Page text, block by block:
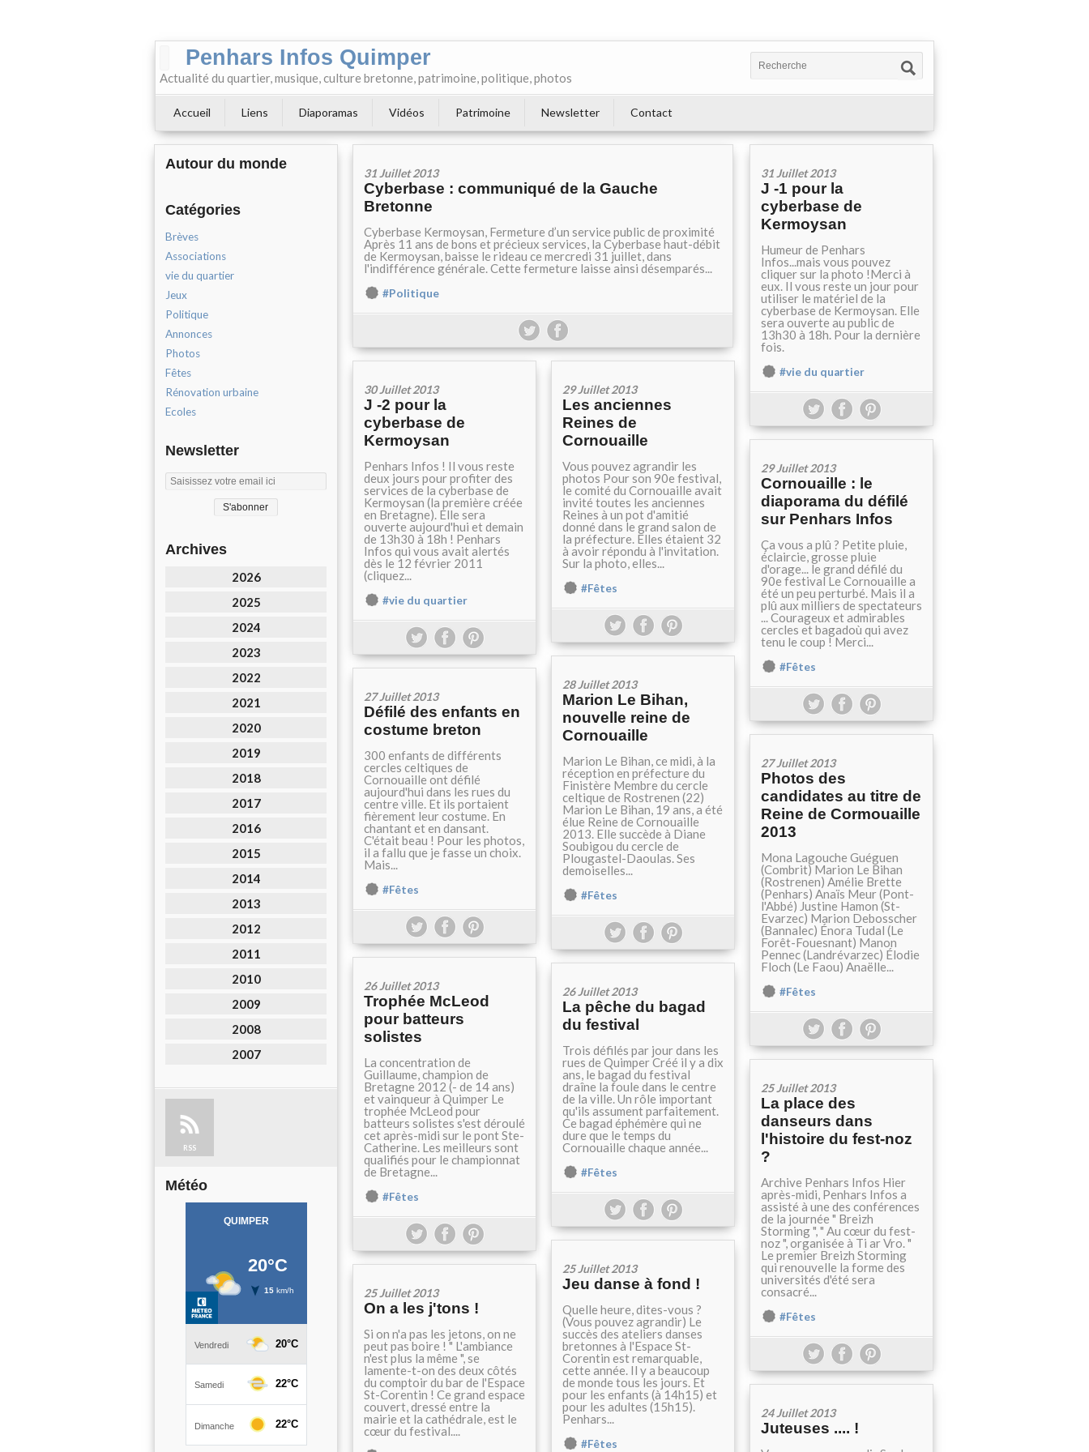
Penhars Infos Quimper
Actualité du quartier, musique, culture bretonne, patrimoine, politique, photos
Accueil Liens Diaporamas Vidéos Patrimoine Newsletter Contact
Autour du monde
Catégories
Brèves
Associations
vie du quartier
Jeux
Politique
Annonces
Photos
Fêtes
Rénovation urbaine
Ecoles
Newsletter
Archives
2026
2025
2024
2023
2022
2021
2020
2019
2018
2017
2016
2015
2014
2013
2012
2011
2010
2009
2008
2007
RSS
Météo
31 Juillet 2013
Cyberbase : communiqué de la Gauche
Bretonne
Cyberbase Kermoysan, Fermeture d’un service public de proximité
Après 11 ans de bons et précieux services, la Cyberbase haut-débit
de Kermoysan, baisse le rideau ce mercredi 31 juillet, dans
l'indifférence générale. Cette fermeture laisse ainsi désemparés...
#Politique
31 Juillet 2013
J -1 pour la
cyberbase de
Kermoysan
Humeur de Penhars
Infos...mais vous pouvez
cliquer sur la photo !Merci à
eux. Il vous reste un jour pour
utiliser le matériel de la
cyberbase de Kermoysan. Elle
sera ouverte au public de
13h30 à 18h. Pour la dernière
fois.
#vie du quartier
30 Juillet 2013
J -2 pour la
cyberbase de
Kermoysan
Penhars Infos ! Il vous reste
deux jours pour profiter des
services de la cyberbase de
Kermoysan (la première créée
en Bretagne). Elle sera
ouverte aujourd'hui et demain
de 13h30 à 18h ! Penhars
Infos qui vous avait alertés
dès le 12 février 2011
(cliquez...
#vie du quartier
29 Juillet 2013
Les anciennes
Reines de
Cornouaille
Vous pouvez agrandir les
photos Pour son 90e festival,
le comité du Cornouaille avait
invité toutes les anciennes
Reines à un pot d'amitié
donné dans le grand salon de
la préfecture. Elles étaient 32
à avoir répondu à l'invitation.
Sur la photo, elles...
#Fêtes
29 Juillet 2013
Cornouaille : le
diaporama du défilé
sur Penhars Infos
Ça vous a plû ? Petite pluie,
éclaircie, grosse pluie
d'orage... le grand défilé du
90e festival Le Cornouaille a
été un peu perturbé. Mais il a
plû aux milliers de spectateurs
... Courageux et admirables
cercles et bagadoù qui avez
tenu le coup ! Merci...
#Fêtes
28 Juillet 2013
Marion Le Bihan,
nouvelle reine de
Cornouaille
Marion Le Bihan, ce midi, à la
réception en préfecture du
Finistère Membre du cercle
celtique de Rostrenen (22)
Marion Le Bihan, 19 ans, a été
élue Reine de Cornouaille
2013. Elle succède à Diane
Soubigou du cercle de
Plougastel-Daoulas. Ses
demoiselles...
#Fêtes
27 Juillet 2013
Défilé des enfants en
costume breton
300 enfants de différents
cercles celtiques de
Cornouaille ont défilé
aujourd'hui dans les rues du
centre ville. Et ils portaient
fièrement leur costume. En
chantant et en dansant.
C'était beau ! Pour les photos,
il a fallu que je fasse un choix.
Mais...
#Fêtes
27 Juillet 2013
Photos des
candidates au titre de
Reine de Cormouaille
2013
Mona Lagouche Guéguen
(Combrit) Marion Le Bihan
(Rostrenen) Amélie Brette
(Penhars) Anaïs Meur (Pont-
l'Abbé) Justine Hamon (St-
Evarzec) Marion Debosscher
(Bannalec) Énora Tudal (Le
Forêt-Fouesnant) Manon
Pennec (Landrévarzec) Élodie
Floch (Le Faou) Anaëlle...
#Fêtes
26 Juillet 2013
Trophée McLeod
pour batteurs
solistes
La concentration de
Guillaume, champion de
Bretagne 2012 (- de 14 ans)
et vainqueur à Quimper Le
trophée McLeod pour
batteurs solistes s'est déroulé
cet après-midi sur le pont Ste-
Catherine. Les meilleurs sont
qualifiés pour le championnat
de Bretagne...
#Fêtes
26 Juillet 2013
La pêche du bagad
du festival
Trois défilés par jour dans les
rues de Quimper Créé il y a dix
ans, le bagad du festival
draîne la foule dans le centre
de la ville. Un rôle important
qu'ils assument parfaitement.
Ce bagad éphémère qui ne
dure que le temps du
Cornouaille chaque année...
#Fêtes
25 Juillet 2013
La place des
danseurs dans
l'histoire du fest-noz
?
Archive Penhars Infos Hier
après-midi, Penhars Infos a
assisté à une des conférences
de la journée " Breizh
Storming ", " Au cœur du fest-
noz ", organisée à Ti ar Vro. "
Le premier Breizh Storming
qui renouvelle la forme des
universités d'été sera
consacré...
#Fêtes
25 Juillet 2013
Jeu danse à fond !
Quelle heure, dites-vous ?
(Vous pouvez agrandir) Le
succès des ateliers danses
bretonnes à l'Espace St-
Corentin est remarquable,
cette année. Il y a beaucoup
de monde tous les jours. Et
pour les enfants (à 14h15) et
pour les adultes (15h15).
Penhars...
#Fêtes
25 Juillet 2013
On a les j'tons !
Si on n'a pas les jetons, on ne
peut pas boire ! " L'ambiance
n'est plus la même ", se
lamente-t-on des deux côtés
du comptoir du bar de l'Espace
St-Corentin ! Ce grand espace
couvert, dressé entre la
mairie et la cathédrale, est le
cœur du festival....
24 Juillet 2013
Juteuses .... !